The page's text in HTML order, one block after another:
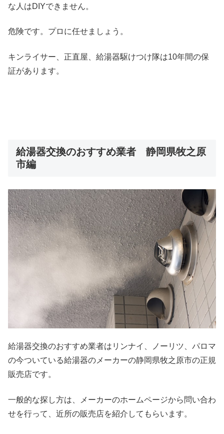
な人はDIYできません。
危険です。プロに任せましょう。
キンライサー、正直屋、給湯器駆けつけ隊は10年間の保
証があります。
給湯器交換のおすすめ業者 静岡県牧之原
市編
給湯器交換のおすすめ業者はリンナイ、ノーリツ、パロマ
の今ついている給湯器のメーカーの静岡県牧之原市の正規
販売店です。
一般的な探し方は、メーカーのホームページから問い合わ
せを行って、近所の販売店を紹介してもらいます。